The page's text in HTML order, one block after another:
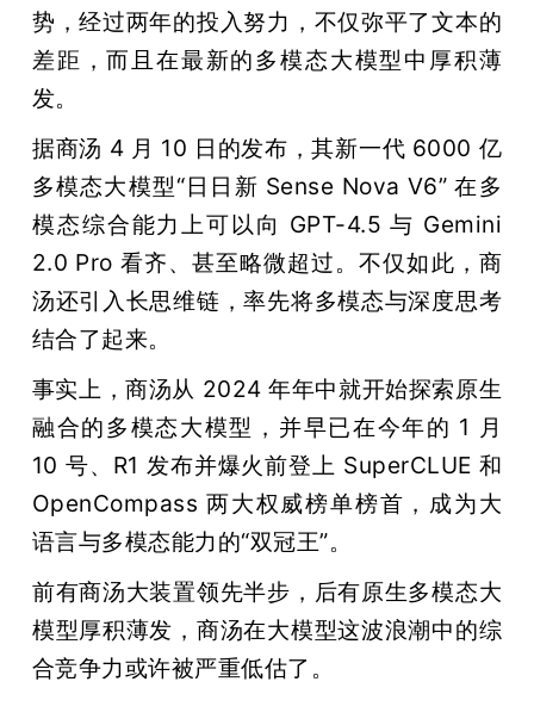
势，经过两年的投入努力，不仅弥平了文本的
差距，而且在最新的多模态大模型中厚积薄
发。
据商汤 4 月 10 日的发布，其新一代 6000 亿
多模态大模型“日日新 Sense Nova V6” 在多
模态综合能力上可以向 GPT-4.5 与 Gemini
2.0 Pro 看齐、甚至略微超过。不仅如此，商
汤还引入长思维链，率先将多模态与深度思考
结合了起来。
事实上，商汤从 2024 年年中就开始探索原生
融合的多模态大模型，并早已在今年的 1 月
10 号、R1 发布并爆火前登上 SuperCLUE 和
OpenCompass 两大权威榜单榜首，成为大
语言与多模态能力的“双冠王”。
前有商汤大装置领先半步，后有原生多模态大
模型厚积薄发，商汤在大模型这波浪潮中的综
合竞争力或许被严重低估了。